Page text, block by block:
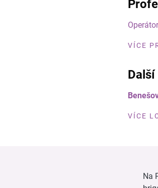
Operátor
VÍCE
VÍCE
Na